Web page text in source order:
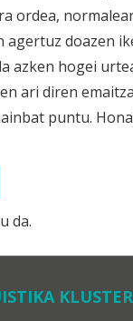
ordea,
agertuz doazen
azken hogei
ari diren
puntu.
da.